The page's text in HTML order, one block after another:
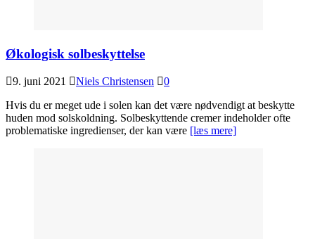
Økologisk solbeskyttelse
9. juni 2021 Niels Christensen
0
Hvis du er meget ude i solen kan det være nødvendigt at beskytte
huden mod solskoldning. Solbeskyttende cremer indeholder ofte
problematiske ingredienser, der kan være [læs mere]